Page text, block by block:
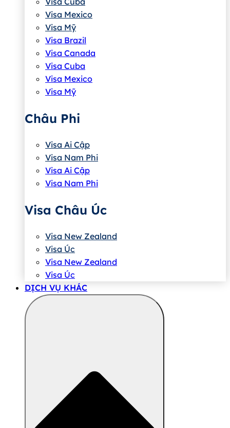
Visa Mexico
Visa Mỹ
Visa Brazil
Visa Canada
Visa Cuba
Visa Mexico
Visa Mỹ
Châu Phi
Visa Ai Cập
Visa Nam Phi
Visa Ai Cập
Visa Nam Phi
Visa Châu Úc
Visa New Zealand
Visa Úc
Visa New Zealand
Visa Úc
DỊCH VỤ KHÁC